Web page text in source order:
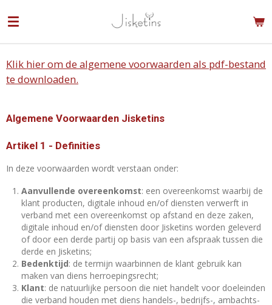
direct
de
hoofdinhoud
Klik hier om de algemene voorwaarden als pdf-bestand
te downloaden.
Algemene Voorwaarden Jisketins
Artikel 1 - Definities
In deze voorwaarden wordt verstaan onder:
Aanvullende overeenkomst: een overeenkomst waarbij de
klant producten, digitale inhoud en/of diensten verwerft in
verband met een overeenkomst op afstand en deze zaken,
digitale inhoud en/of diensten door Jisketins worden geleverd
of door een derde partij op basis van een afspraak tussen die
derde en Jisketins;
Bedenktijd: de termijn waarbinnen de klant gebruik kan
maken van diens herroepingsrecht;
Klant: de natuurlijke persoon die niet handelt voor doeleinden
die verband houden met diens handels-, bedrijfs-, ambachts-